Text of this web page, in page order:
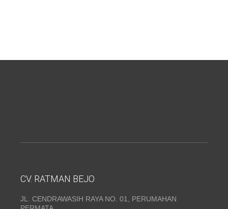
CV. RATMAN BEJO
JL. CENDRAWASIH RAYA NO. 01, PERUMAHAN